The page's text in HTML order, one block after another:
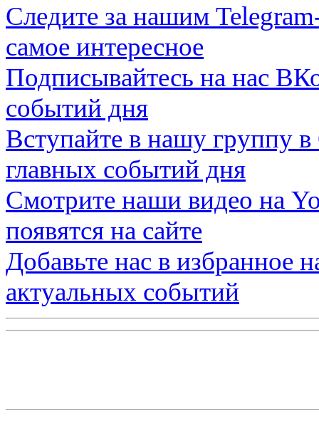
Следите за нашим
самое интересное
Подписывайтесь на нас
событий дня
Вступайте в нашу группу в
главных событий дня
Смотрите наши видео на
появятся на сайте
Добавьте нас в избранное
актуальных событий